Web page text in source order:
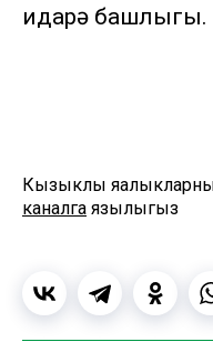
идарә башлыгы.
Кызыклы
каналга язылыгыз